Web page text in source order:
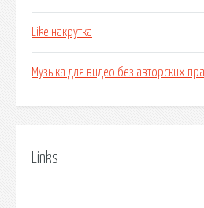
Like накрутка
Музыка для видео без авторских
Links